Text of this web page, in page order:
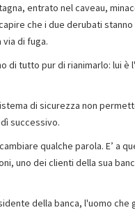
entrato nel caveau,
che i due derubati
di fuga.
di tutto pur di rianimarlo: lui è
di sicurezza non
successivo.
qualche parola. E’ a
uno dei clienti della sua
della banca, l'uomo che